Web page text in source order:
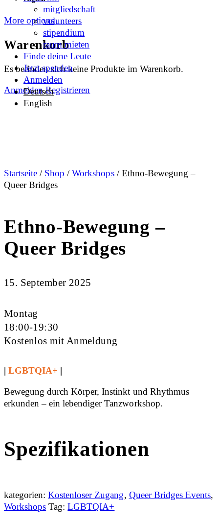
More options
Warenkorb
Es befinden sich keine Produkte im Warenkorb.
Anmelden Registrieren
mitgliedschaft
volunteers
stipendium
raum mieten
Finde deine Leute
Jetzt spenden
Anmelden
Deutsch
English
Startseite / Shop /Workshops/ Ethno-Bewegung –
Queer Bridges
Ethno-Bewegung –
Queer Bridges
15. September 2025
Montag
18:00-19:30
Kostenlos mit Anmeldung
|LGBTQIA+ |
Bewegung durch Körper, Instinkt und Rhythmus
erkunden – ein lebendiger Tanzworkshop.
Spezifikationen
kategorien: Kostenloser Zugang, Queer Bridges Events,
Workshops Tag: LGBTQIA+